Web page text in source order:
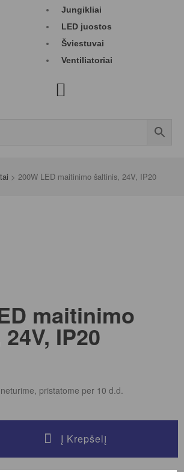
Jungikliai
LED juostos
Šviestuvai
Ventiliatoriai
> 200W LED maitinimo šaltinis, 24V, IP20
maitinimo
IP20
pristatome per 10 d.d.
Į Krepšelį